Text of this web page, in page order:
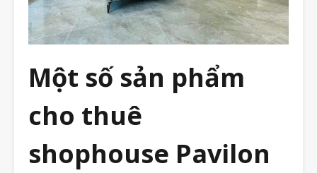
Một số sản phẩm
cho thuê
shophouse Pavilon